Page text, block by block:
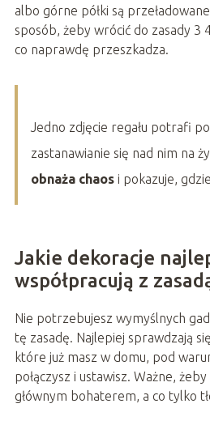
albo górne półki są
sposób, żeby wrócić do zasady 3
co naprawdę przeszkadza.
Jedno zdjęcie regału potrafi
zastanawianie się nad nim na
obnaża chaosi pokazuje,
Jakie dekoracje
współpracują z
Nie potrzebujesz wymyślnych
tę zasadę. Najlepiej sprawdzają
które już masz w domu, pod
połączysz i ustawisz. Ważne,
głównym bohaterem, a co tylko